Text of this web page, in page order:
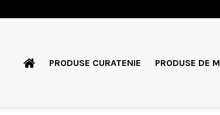
PRODUSE CURATENIE PRODUSE DE